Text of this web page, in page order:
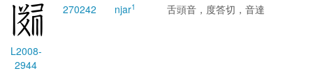
L2008-
2944
270242 njar1 舌頭音，度答切，音達